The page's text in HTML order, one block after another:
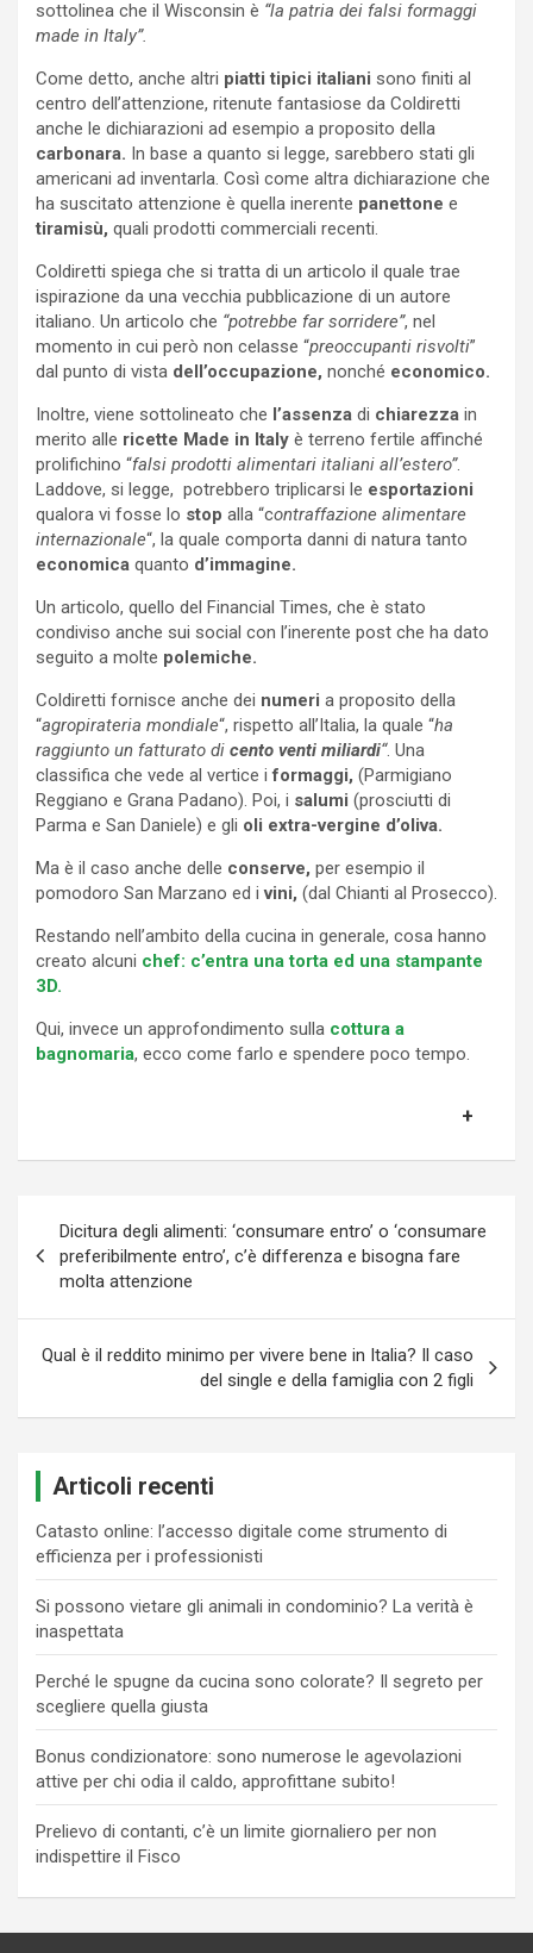
sottolinea che il Wisconsin è “la patria dei falsi formaggi
made in Italy”.
Come detto, anche altri piatti tipici italiani sono finiti al
centro dell’attenzione, ritenute fantasiose da Coldiretti
anche le dichiarazioni ad esempio a proposito della
carbonara. In base a quanto si legge, sarebbero stati gli
americani ad inventarla. Così come altra dichiarazione che
ha suscitato attenzione è quella inerente panettone e
tiramisù, quali prodotti commerciali recenti.
Coldiretti spiega che si tratta di un articolo il quale trae
ispirazione da una vecchia pubblicazione di un autore
italiano. Un articolo che “potrebbe far sorridere”, nel
momento in cui però non celasse “preoccupanti risvolti”
dal punto di vista dell’occupazione, nonché economico.
Inoltre, viene sottolineato che l’assenza di chiarezza in
merito alle ricette Made in Italy è terreno fertile affinché
prolifichino “falsi prodotti alimentari italiani all’estero”.
Laddove, si legge, potrebbero triplicarsi le esportazioni
qualora vi fosse lo stop alla “contraffazione alimentare
internazionale“, la quale comporta danni di natura tanto
economica quanto d’immagine.
Un articolo, quello del Financial Times, che è stato
condiviso anche sui social con l’inerente post che ha dato
seguito a molte polemiche.
Coldiretti fornisce anche dei numeri a proposito della
“agropirateria mondiale“, rispetto all’Italia, la quale “ha
raggiunto un fatturato di cento venti miliardi“. Una
classifica che vede al vertice iformaggi, (Parmigiano
Reggiano e Grana Padano). Poi, i salumi (prosciutti di
Parma e San Daniele) e gli oli extra-vergine d’oliva.
Ma è il caso anche delle conserve, per esempio il
pomodoro San Marzano ed ivini, (dal Chianti al Prosecco).
Restando nell’ambito della cucina in generale, cosa hanno
creato alcuni chef: c’entra una torta ed una stampante
3D.
Qui, invece un approfondimento sulla cottura a
bagnomaria, ecco come farlo e spendere poco tempo.
articoli
Dicitura degli alimenti: ‘consumare entro’ o ‘consumare
preferibilmente entro’, c’è differenza e bisogna fare
molta attenzione
Qual è il reddito minimo per vivere bene in Italia? Il caso
del single e della famiglia con 2 figli
Articoli recenti
Catasto online: l’accesso digitale come strumento di
efficienza per i professionisti
Si possono vietare gli animali in condominio? La verità è
inaspettata
Perché le spugne da cucina sono colorate? Il segreto per
scegliere quella giusta
Bonus condizionatore: sono numerose le agevolazioni
attive per chi odia il caldo, approfittane subito!
Prelievo di contanti, c’è un limite giornaliero per non
indispettire il Fisco